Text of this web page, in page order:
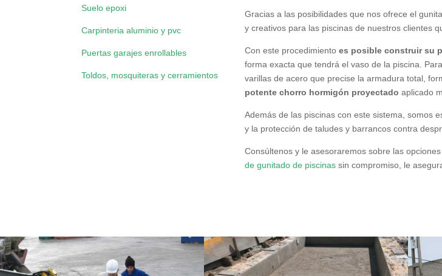
Suelo epoxi
Carpinteria aluminio y pvc
Puertas garajes enrollables
Toldos, mosquiteras y cerramientos
Gracias a las posibilidades que nos ofrece el
y creativos para las piscinas de nuestros clientes
Con este procedimiento es posible construir su
forma exacta que tendrá el vaso de la piscina.
varillas de acero que precise la armadura total,
potente chorro hormigón proyectado aplicado
Además de las piscinas con este sistema, somos
y la protección de taludes y barrancos contra
Consúltenos y le asesoraremos sobre las
de gunitado de piscinas sin compromiso, le